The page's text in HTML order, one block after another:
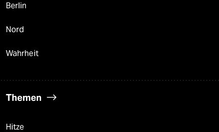
Berlin
Nord
Wahrheit
Themen
Hitze